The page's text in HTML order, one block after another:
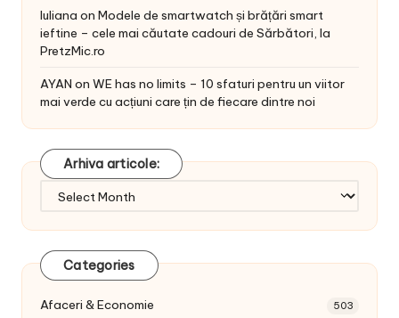
Iuliana on Modele de smartwatch și brățări smart
ieftine – cele mai căutate cadouri de Sărbători, la
PretzMic.ro
AYAN on WE has no limits – 10 sfaturi pentru un viitor
mai verde cu acțiuni care țin de fiecare dintre noi
Arhiva articole:
Arhiva
Categories
Afaceri & Economie 503